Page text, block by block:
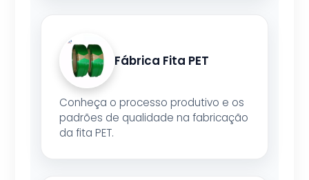
Fábrica Fita PET
Conheça o processo produtivo e os
padrões de qualidade na fabricação
da fita PET.